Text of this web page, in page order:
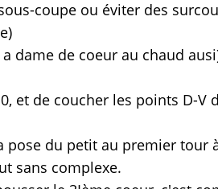
coupe ou éviter des
dame de coeur au chaud
et de coucher les points D-V
pose du petit au premier tour
sans complexe.